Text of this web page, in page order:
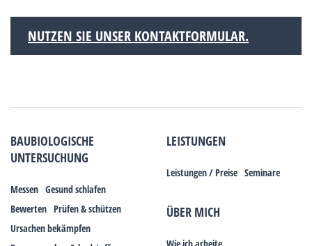
NUTZEN SIE UNSER KONTAKTFORMULAR.
BAUBIOLOGISCHE
UNTERSUCHUNG
Messen Gesund schlafen
Bewerten Prüfen & schützen
Ursachen bekämpfen
LEISTUNGEN
Leistungen / Preise Seminare
ÜBER MICH